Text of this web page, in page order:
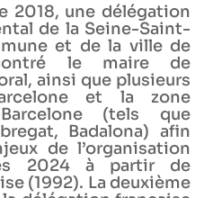
2018, une délégation
de la Seine-Saint-
et de la ville de
le maire de
ainsi que plusieurs
et la zone
(tels que
Badalona) afin
de l’organisation
2024 à partir de
(1992). La deuxième